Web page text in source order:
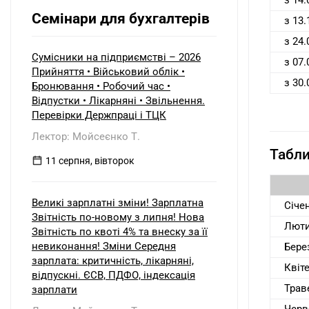
системі? Які особливості
оподаткування та утримання
виникають, якщо материнська
компанія є: а) резидентом України;
б) нерезидентом?
скласти розрахунок коригування?
Семінари для бухгалтерів
Сумісники на підприємстві – 2026
Прийняття • Військовий облік •
Бронювання • Робочий час •
Відпустки • Лікарняні • Звільнення.
Перевірки Держпраці і ТЦК
Лектор: Мойсеєнко Т.
11 серпня, вівторок
Великі зарплатні зміни! Зарплатна
Звітність по-новому з липня! Нова
Звітність по квоті 4% та внеску за її
невиконання! Зміни Середня
зарплата: критичність, лікарняні,
відпускні. ЄСВ, ПДФО, індексація
зарплати
з
з
з
з